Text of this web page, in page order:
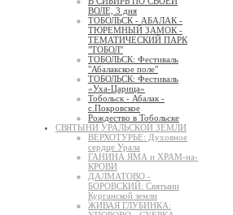
ВОЛЕ, 3 дня
ТОБОЛЬСК - АБАЛАК -
ТЮРЕМНЫЙ ЗАМОК -
ТЕМАТИЧЕСКИЙ ПАРК
"ТОБОЛ"
ТОБОЛЬСК: Фестиваль
"Абалакское поле"
ТОБОЛЬСК: Фестиваль
«Уха-Царица»
Тобольск - Абалак -
с.Покровское
Рождество в Тобольске
СВЯТЫНИ УРАЛЬСКОЙ ЗЕМЛИ
ВЕРХОТУРЬЕ: Духовное
сердце Урала
ГАНИНА ЯМА и ХРАМ-на-
КРОВИ
ДАЛМАТОВО -
БОРОВСКИЙ: Святыни
Курганской земли
ЖИВАЯ ГЛУБИНКА: